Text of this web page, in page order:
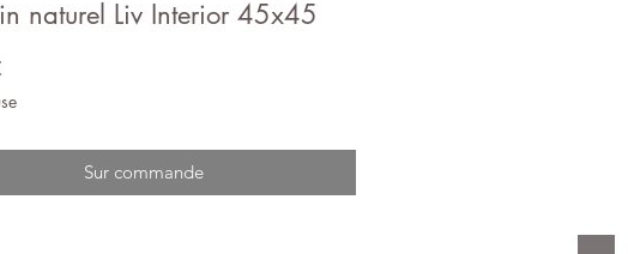
naturel Liv Interior 45x45
Sur commande